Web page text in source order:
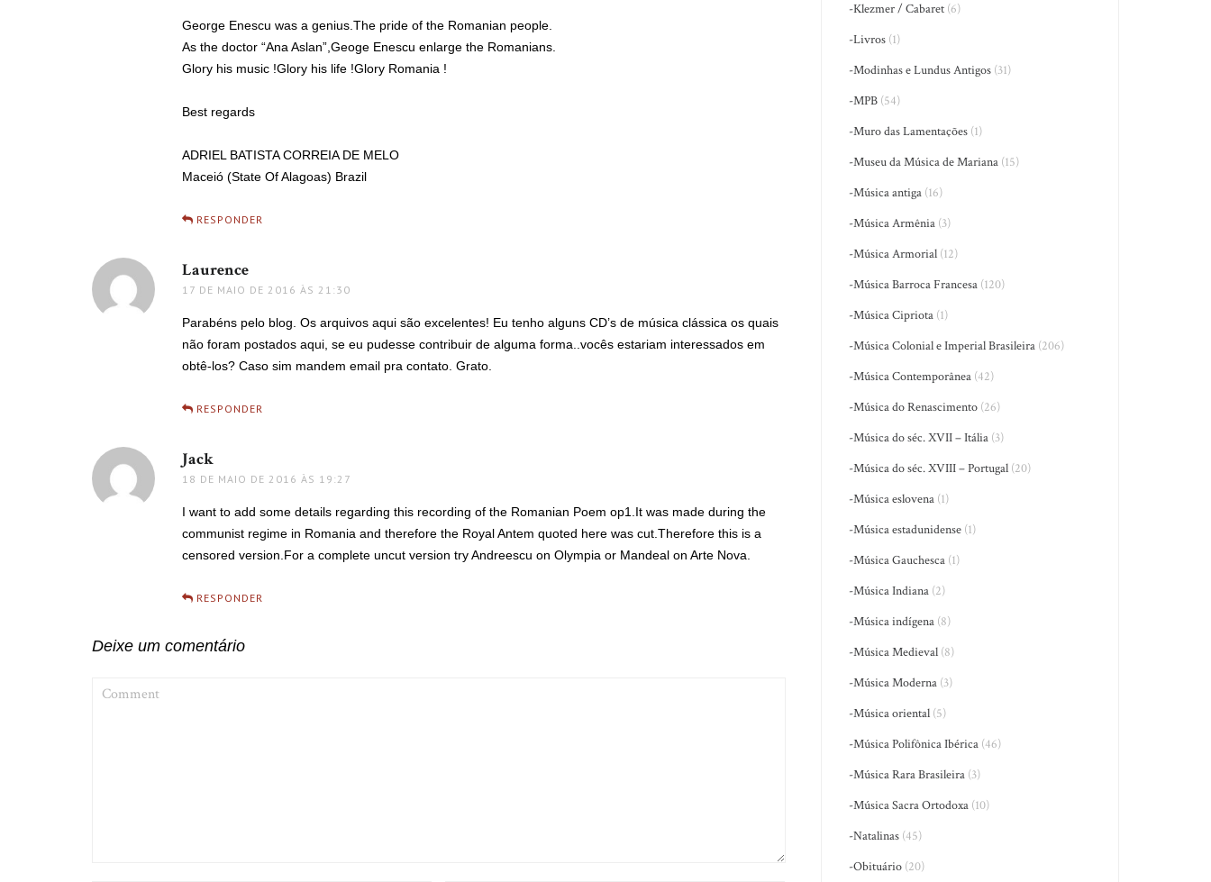
George Enescu was a genius.The pride of the Romanian people.
As the doctor “Ana Aslan”,Geoge Enescu enlarge the Romanians.
Glory his music !Glory his life !Glory Romania !
Best regards
ADRIEL BATISTA CORREIA DE MELO
Maceió (State Of Alagoas) Brazil
RESPONDER
Laurence
17 DE MAIO DE 2016 ÀS 21:30
Parabéns pelo blog. Os arquivos aqui são excelentes! Eu tenho alguns CD’s de música clássica os quais
não foram postados aqui, se eu pudesse contribuir de alguma forma..vocês estariam interessados em
obtê-los? Caso sim mandem email pra contato. Grato.
RESPONDER
Jack
18 DE MAIO DE 2016 ÀS 19:27
I want to add some details regarding this recording of the Romanian Poem op1.It was made during the
communist regime in Romania and therefore the Royal Antem quoted here was cut.Therefore this is a
censored version.For a complete uncut version try Andreescu on Olympia or Mandeal on Arte Nova.
RESPONDER
Deixe um comentário
-Klezmer / Cabaret (6)
-Livros (1)
-Modinhas e Lundus Antigos (31)
-MPB (54)
-Muro das Lamentações (1)
-Museu da Música de Mariana (15)
-Música antiga (16)
-Música Armênia (3)
-Música Armorial (12)
-Música Barroca Francesa (120)
-Música Cipriota (1)
-Música Colonial e Imperial Brasileira (206)
-Música Contemporânea (42)
-Música do Renascimento (26)
-Música do séc. XVII – Itália (3)
-Música do séc. XVIII – Portugal (20)
-Música eslovena (1)
-Música estadunidense (1)
-Música Gauchesca (1)
-Música Indiana (2)
-Música indígena (8)
-Música Medieval (8)
-Música Moderna (3)
-Música oriental (5)
-Música Polifônica Ibérica (46)
-Música Rara Brasileira (3)
-Música Sacra Ortodoxa (10)
-Natalinas (45)
-Obituário (20)